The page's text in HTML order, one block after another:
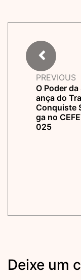
PREVIOUS
O Poder da
ança do
Conquiste
ga no
025
Deixe um